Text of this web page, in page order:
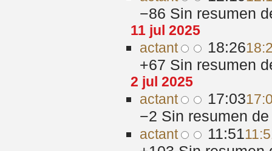
−86 Sin resumen
11 jul 2025
actant 18:26
+67 Sin resumen
2 jul 2025
actant 17:03
−2 Sin resumen
actant 11:51